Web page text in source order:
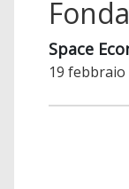
Space
19 febbraio